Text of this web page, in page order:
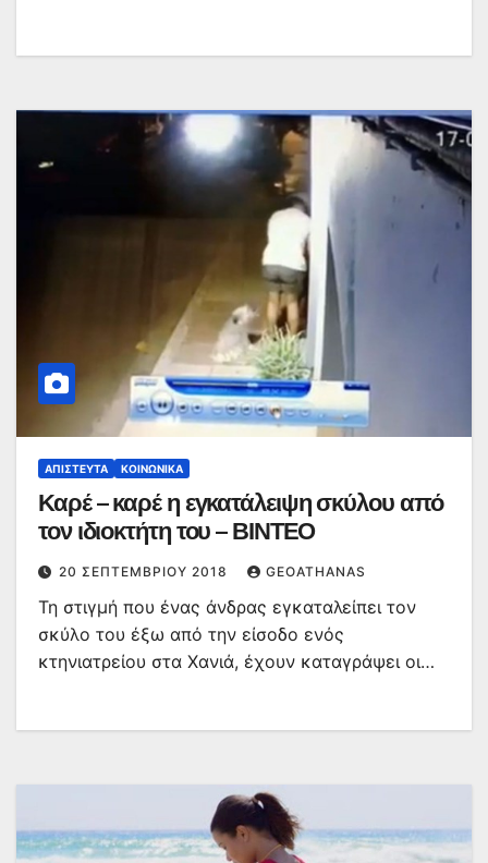
ΑΠΊΣΤΕΥΤΑ ΚΟΙΝΩΝΙΚΆ
Καρέ – καρέ η εγκατάλειψη σκύλου από
τον ιδιοκτήτη του – ΒΙΝΤΕΟ
20 ΣΕΠΤΕΜΒΡΊΟΥ 2018 GEOATHANAS
Τη στιγμή που ένας άνδρας εγκαταλείπει τον
σκύλο του έξω από την είσοδο ενός
κτηνιατρείου στα Χανιά, έχουν καταγράψει οι…